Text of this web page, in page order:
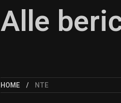
Alle
HOME NTE